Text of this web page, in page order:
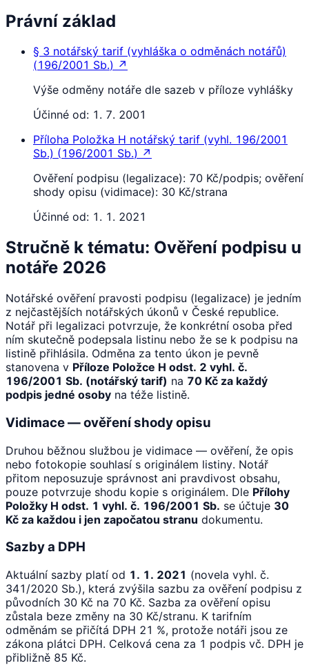
Právní základ
§ 3 notářský tarif (vyhláška o odměnách notářů)
(196/2001 Sb.) ↗
Výše odměny notáře dle sazeb v příloze vyhlášky
Účinné od: 1. 7. 2001
Příloha Položka H notářský tarif (vyhl. 196/2001
Sb.) (196/2001 Sb.) ↗
Ověření podpisu (legalizace): 70 Kč/podpis; ověření
shody opisu (vidimace): 30 Kč/strana
Účinné od: 1. 1. 2021
Stručně k tématu: Ověření podpisu u
notáře 2026
Notářské ověření pravosti podpisu (legalizace) je jedním
z nejčastějších notářských úkonů v České republice.
Notář při legalizaci potvrzuje, že konkrétní osoba před
ním skutečně podepsala listinu nebo že se k podpisu na
listině přihlásila. Odměna za tento úkon je pevně
stanovena v Příloze Položce H odst. 2 vyhl. č.
196/2001 Sb. (notářský tarif) na 70 Kč za každý
podpis jedné osoby na téže listině.
Vidimace — ověření shody opisu
Druhou běžnou službou je vidimace — ověření, že opis
nebo fotokopie souhlasí s originálem listiny. Notář
přitom neposuzuje správnost ani pravdivost obsahu,
pouze potvrzuje shodu kopie s originálem. Dle Přílohy
Položky H odst. 1 vyhl. č. 196/2001 Sb. se účtuje 30
Kč za každou i jen započatou stranu dokumentu.
Sazby a DPH
Aktuální sazby platí od 1. 1. 2021 (novela vyhl. č.
341/2020 Sb.), která zvýšila sazbu za ověření podpisu z
původních 30 Kč na 70 Kč. Sazba za ověření opisu
zůstala beze změny na 30 Kč/stranu. K tarifním
odměnám se přičítá DPH 21 %, protože notáři jsou ze
zákona plátci DPH. Celková cena za 1 podpis vč. DPH je
přibližně 85 Kč.